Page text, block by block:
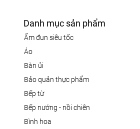
Danh mục sản phẩm
ấm đun siêu tốc
áo
bàn ủi
bảo quản thực phẩm
bếp từ
bếp nướng - nồi chiên
bình hoa